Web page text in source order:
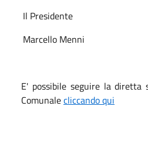
Il Presidente
Marcello Menni
E' possibile seguire la diretta
Comunalecliccando qui